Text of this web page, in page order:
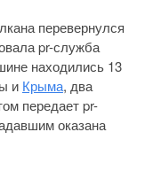
перевернулся
pr-служба
находились 13
и Крыма, два
передает pr-
оказана